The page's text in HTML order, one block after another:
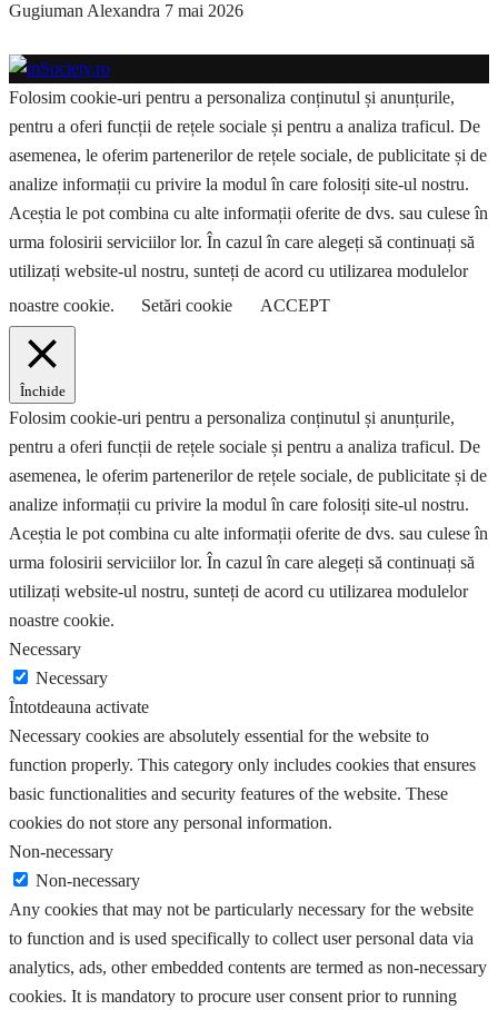
Gugiuman Alexandra 7 mai 2026
Folosim cookie-uri pentru a personaliza conținutul și anunțurile,
pentru a oferi funcții de rețele sociale și pentru a analiza traficul. De
asemenea, le oferim partenerilor de rețele sociale, de publicitate și de
analize informații cu privire la modul în care folosiți site-ul nostru.
Aceștia le pot combina cu alte informații oferite de dvs. sau culese în
urma folosirii serviciilor lor. În cazul în care alegeți să continuați să
utilizați website-ul nostru, sunteți de acord cu utilizarea modulelor
noastre cookie.
Setări cookie ACCEPT
Închide
Folosim cookie-uri pentru a personaliza conținutul și anunțurile,
pentru a oferi funcții de rețele sociale și pentru a analiza traficul. De
asemenea, le oferim partenerilor de rețele sociale, de publicitate și de
analize informații cu privire la modul în care folosiți site-ul nostru.
Aceștia le pot combina cu alte informații oferite de dvs. sau culese în
urma folosirii serviciilor lor. În cazul în care alegeți să continuați să
utilizați website-ul nostru, sunteți de acord cu utilizarea modulelor
noastre cookie.
Necessary
Necessary
Întotdeauna activate
Necessary cookies are absolutely essential for the website to
function properly. This category only includes cookies that ensures
basic functionalities and security features of the website. These
cookies do not store any personal information.
Non-necessary
Non-necessary
Any cookies that may not be particularly necessary for the website
to function and is used specifically to collect user personal data via
analytics, ads, other embedded contents are termed as non-necessary
cookies. It is mandatory to procure user consent prior to running